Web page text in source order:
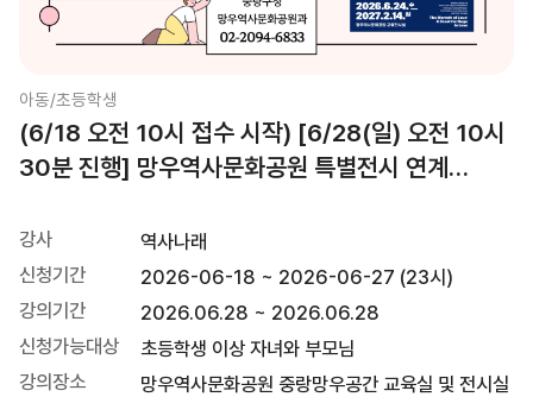
아동/초등학생
(6/18 오전 10시 접수 시작) [6/28(일) 오전 10시
30분 진행] 망우역사문화공원 특별전시 연계
강사
역사나래
신청기간
2026-06-18 ~ 2026-06-27 (23시)
강의기간
2026.06.28 ~ 2026.06.28
신청가능대상
초등학생 이상 자녀와 부모님
강의장소
망우역사문화공원 중랑망우공간 교육실 및 전시실